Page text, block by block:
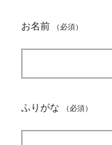
お名前 （必須）
ふりがな （必須）